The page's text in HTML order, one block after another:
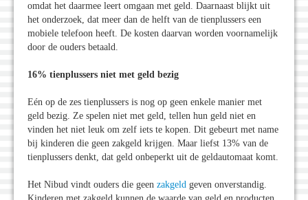
omdat het daarmee leert omgaan met geld. Daarnaast blijkt uit
het onderzoek, dat meer dan de helft van de tienplussers een
mobiele telefoon heeft. De kosten daarvan worden voornamelijk
door de ouders betaald.
16% tienplussers niet met geld bezig
Eén op de zes tienplussers is nog op geen enkele manier met
geld bezig. Ze spelen niet met geld, tellen hun geld niet en
vinden het niet leuk om zelf iets te kopen. Dit gebeurt met name
bij kinderen die geen zakgeld krijgen. Maar liefst 13% van de
tienplussers denkt, dat geld onbeperkt uit de geldautomaat komt.
Het Nibud vindt ouders die geen zakgeld geven onverstandig.